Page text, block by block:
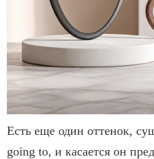
Есть еще один оттенок,
going to, и касается он